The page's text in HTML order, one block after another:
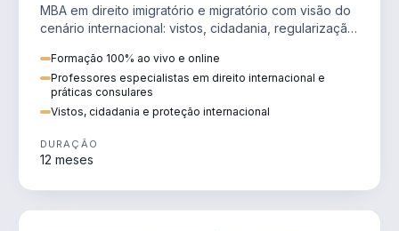
MBA em direito imigratório e migratório com visão do
cenário internacional: vistos, cidadania, regularização
Formação 100% ao vivo e online
Professores especialistas em direito internacional e
práticas consulares
Vistos, cidadania e proteção internacional
DURAÇÃO
12 meses